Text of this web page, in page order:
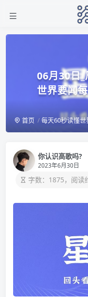
06月30日
世界要闻
首页 每天60秒读懂世
你认识高歌吗?
2023年6月30日
字数：1875，阅读